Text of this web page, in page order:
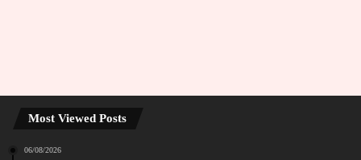
Most Viewed Posts
06/08/2026